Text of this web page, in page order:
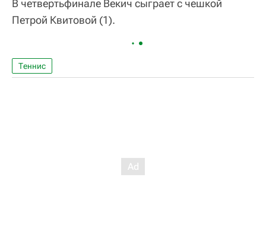
В четвертьфинале Векич сыграет с чешкой
Петрой Квитовой (1).
Теннис